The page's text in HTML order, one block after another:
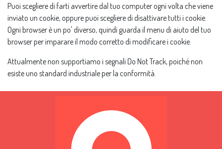
Puoi scegliere di farti avvertire dal tuo computer ogni volta che viene
inviato un cookie, oppure puoi scegliere di disattivare tutti i cookie.
Ogni browser è un po' diverso, quindi guarda il menu di aiuto del tuo
browser per imparare il modo corretto di modificare i cookie.
Attualmente non supportiamo i segnali Do Not Track, poiché non
esiste uno standard industriale per la conformità.